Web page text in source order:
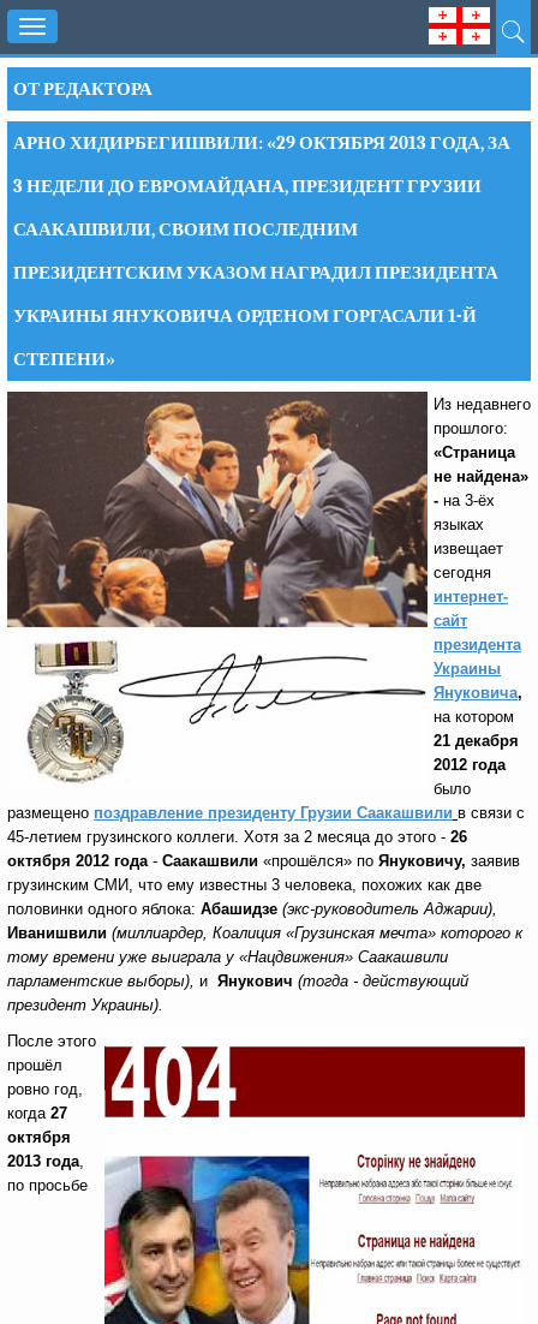
Toggle
navigation
ОТ РЕДАКТОРА
АРНО ХИДИРБЕГИШВИЛИ: «29 ОКТЯБРЯ 2013 ГОДА, ЗА
3 НЕДЕЛИ ДО ЕВРОМАЙДАНА, ПРЕЗИДЕНТ ГРУЗИИ
СААКАШВИЛИ, СВОИМ ПОСЛЕДНИМ
ПРЕЗИДЕНТСКИМ УКАЗОМ НАГРАДИЛ ПРЕЗИДЕНТА
УКРАИНЫ ЯНУКОВИЧА ОРДЕНОМ ГОРГАСАЛИ 1-Й
СТЕПЕНИ»
Из недавнего
прошлого:
«Страница
не найдена»
- на 3-ёх
языках
извещает
сегодня
интернет-
сайт
президента
Украины
Януковича,
на котором
21 декабря
2012 года
было
размещено поздравление президенту Грузии Саакашвили в связи с
45-летием грузинского коллеги. Хотя за 2 месяца до этого - 26
октября 2012 года- Саакашвили «прошёлся» по Януковичу, заявив
грузинским СМИ, что ему известны 3 человека, похожих как две
половинки одного яблока: Абашидзе (экс-руководитель Аджарии),
Иванишвили (миллиардер, Коалиция «Грузинская мечта» которого к
тому времени уже выиграла у «Нацдвижения» Саакашвили
парламентские выборы), и Янукович (тогда - действующий
президент Украины).
После этого
прошёл
ровно год,
когда 27
октября
2013 года,
по просьбе